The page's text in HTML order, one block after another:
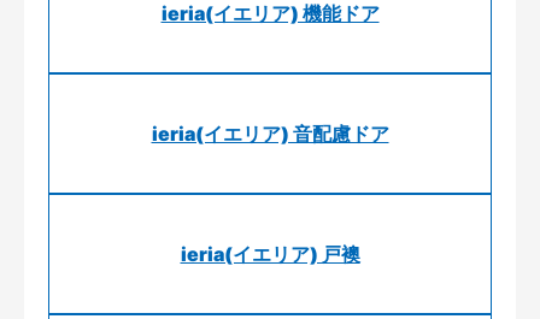
ieria(イエリア) 機能ドア
ieria(イエリア) 音配慮ドア
ieria(イエリア) 戸襖